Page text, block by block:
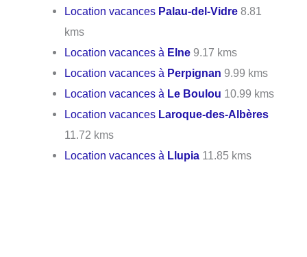
Location vacances Palau-del-Vidre 8.81
kms
Location vacances à Elne 9.17 kms
Location vacances à Perpignan 9.99 kms
Location vacances à Le Boulou 10.99 kms
Location vacances Laroque-des-Albères
11.72 kms
Location vacances à Llupia 11.85 kms